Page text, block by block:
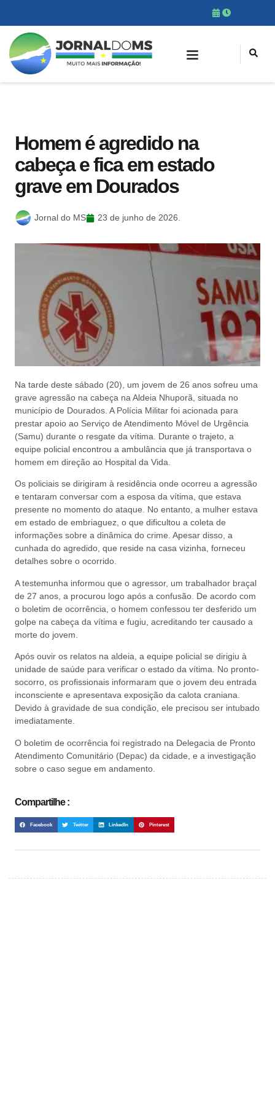
Homem é agredido na
cabeça e fica em estado
grave em Dourados
Jornal do MS 23 de junho de 2026.
Na tarde deste sábado (20), um jovem de 26 anos sofreu uma
grave agressão na cabeça na Aldeia Nhuporã, situada no
município de Dourados. A Polícia Militar foi acionada para
prestar apoio ao Serviço de Atendimento Móvel de Urgência
(Samu) durante o resgate da vítima. Durante o trajeto, a
equipe policial encontrou a ambulância que já transportava o
homem em direção ao Hospital da Vida.
Os policiais se dirigiram à residência onde ocorreu a agressão
e tentaram conversar com a esposa da vítima, que estava
presente no momento do ataque. No entanto, a mulher estava
em estado de embriaguez, o que dificultou a coleta de
informações sobre a dinâmica do crime. Apesar disso, a
cunhada do agredido, que reside na casa vizinha, forneceu
detalhes sobre o ocorrido.
A testemunha informou que o agressor, um trabalhador braçal
de 27 anos, a procurou logo após a confusão. De acordo com
o boletim de ocorrência, o homem confessou ter desferido um
golpe na cabeça da vítima e fugiu, acreditando ter causado a
morte do jovem.
Após ouvir os relatos na aldeia, a equipe policial se dirigiu à
unidade de saúde para verificar o estado da vítima. No pronto-
socorro, os profissionais informaram que o jovem deu entrada
inconsciente e apresentava exposição da calota craniana.
Devido à gravidade de sua condição, ele precisou ser intubado
imediatamente.
O boletim de ocorrência foi registrado na Delegacia de Pronto
Atendimento Comunitário (Depac) da cidade, e a investigação
sobre o caso segue em andamento.
Compartilhe :
Facebook Twitter LinkedIn Pinterest